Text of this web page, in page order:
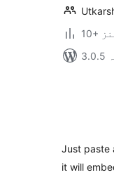
Just paste
it will